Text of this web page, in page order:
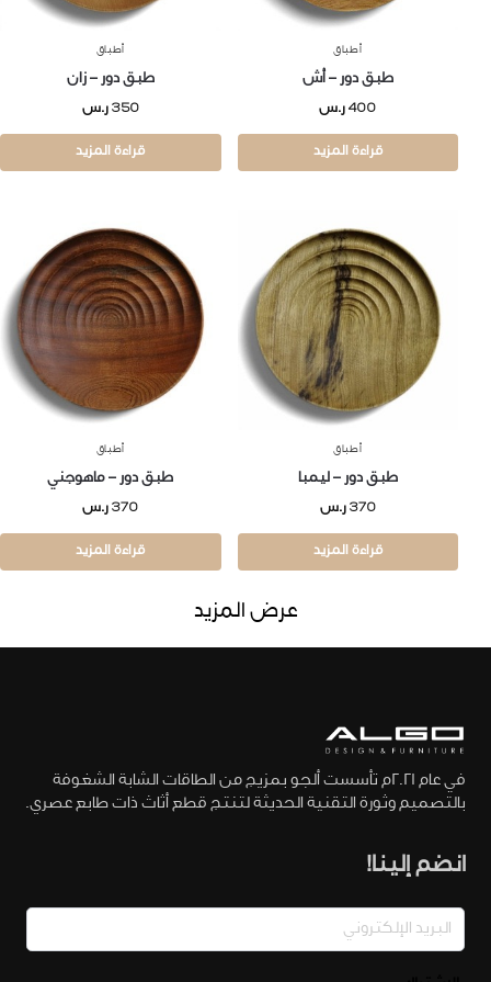
أطباق
طبق دور – أش
400 ر.س
قراءة المزيد
أطباق
طبق دور – زان
350 ر.س
قراءة المزيد
أطباق
طبق دور – ليمبا
370 ر.س
قراءة المزيد
أطباق
طبق دور – ماهوجني
370 ر.س
قراءة المزيد
عرض المزيد
في عام 2021م تأسست ألجو بمزيج من الطاقات الشابة الشغوفة
بالتصميم وثورة التقنية الحديثة لتنتج قطع أثاث ذات طابع عصري.
انضم إلينا!